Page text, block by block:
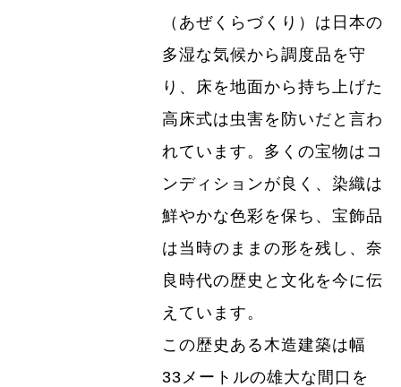
（あぜくらづくり）は日本の
多湿な気候から調度品を守
り、床を地面から持ち上げた
高床式は虫害を防いだと言わ
れています。多くの宝物はコ
ンディションが良く、染織は
鮮やかな色彩を保ち、宝飾品
は当時のままの形を残し、奈
良時代の歴史と文化を今に伝
えています。
この歴史ある木造建築は幅
33メートルの雄大な間口を